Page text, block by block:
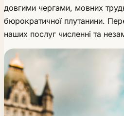
довгими чергами, мовних
бюрократичної плутанини.
наших послуг численні та